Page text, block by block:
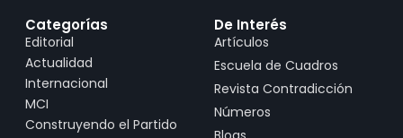
Categorías
Editorial
Actualidad
Internacional
MCI
Construyendo el Partido
De Interés
Artículos
Escuela de Cuadros
Revista Contradicción
Números